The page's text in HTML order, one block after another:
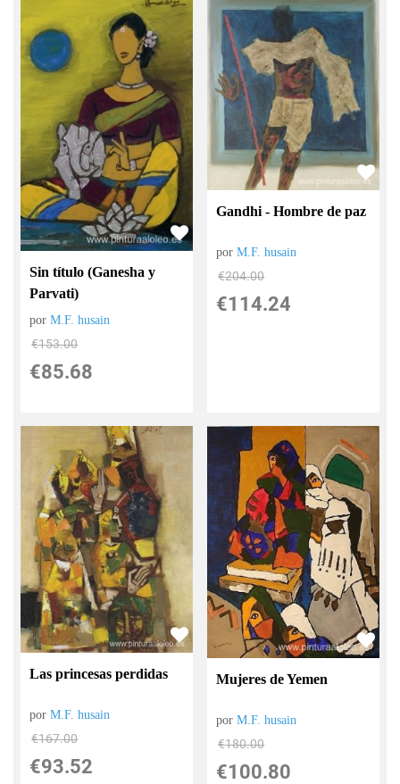
Sin título (Ganesha y
Parvati)
porM.F. husain
€153.00
€85.68
Gandhi - Hombre de paz
porM.F. husain
€204.00
€114.24
Las princesas perdidas
porM.F. husain
€167.00
€93.52
Mujeres de Yemen
porM.F. husain
€180.00
€100.80